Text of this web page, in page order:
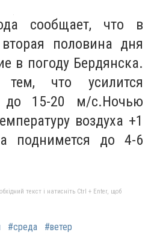
сообщает, что в
половина дня
в погоду Бердянска.
что усилится
до 15-20 м/с.Ночью
воздуха +1
поднимется до 4-6
текст і натисніть Ctrl + Enter, щоб
#среда #ветер